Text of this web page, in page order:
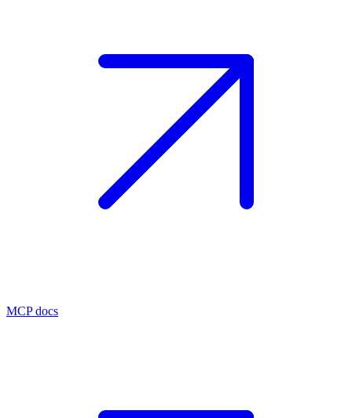
MCP docs